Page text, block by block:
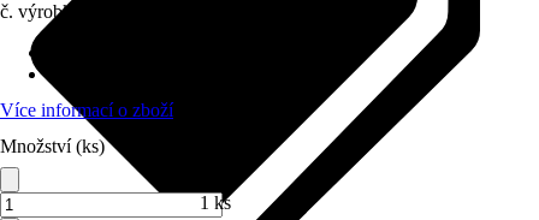
č. výrobku
Více informací o zboží
Množství (ks)
1 ks